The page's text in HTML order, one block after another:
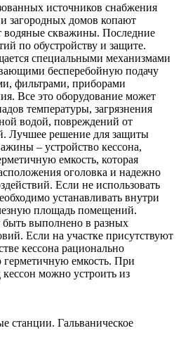
источников снабжения
загородных домов копают
скважины. Последние
по обустройству и защите.
специальными механизмами
бесперебойную подачу
фильтрами, приборами
Все это оборудование может
температуры, загрязнения
водой, повреждений от
Лучшее решение для защиты
– устройство кессона,
емкость, которая
оголовка и надежно
Если не использовать
устанавливать внутри
площадь помещений.
быть выполнено в разных
Если на участке присутствуют
кессона рационально
герметичную емкость. При
можно устроить из
станции. Гальваническое